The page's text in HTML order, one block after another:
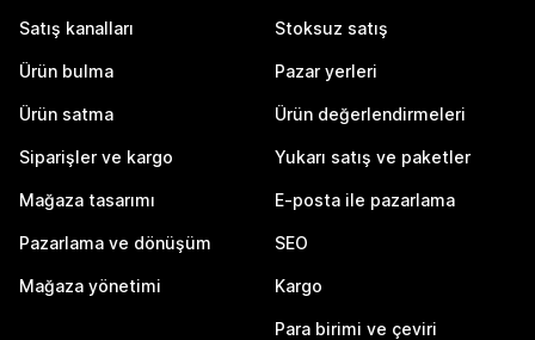
Satış kanalları
Ürün bulma
Ürün satma
Siparişler ve kargo
Mağaza tasarımı
Pazarlama ve dönüşüm
Mağaza yönetimi
Stoksuz satış
Pazar yerleri
Ürün değerlendirmeleri
Yukarı satış ve paketler
E-posta ile pazarlama
SEO
Kargo
Para birimi ve çeviri